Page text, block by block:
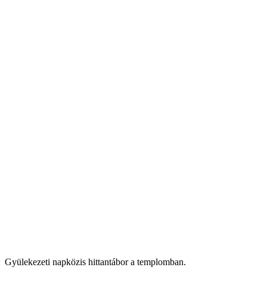
Gyülekezeti napközis hittantábor a templomban.